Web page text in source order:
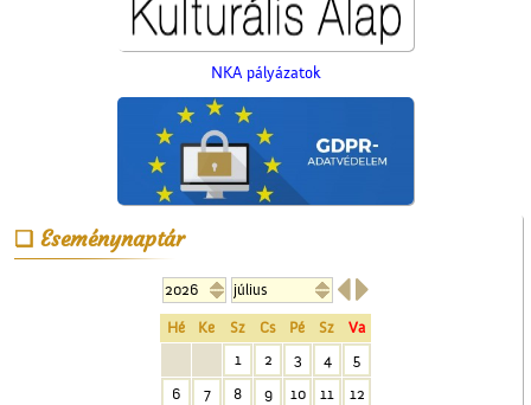
NKA pályázatok
Eseménynaptár

Hé Ke Sz Cs Pé Sz
Va
1
2 3 4
5
6
7 8 9 10 11 12
Az ötödik köztéri szobor
Cegléden